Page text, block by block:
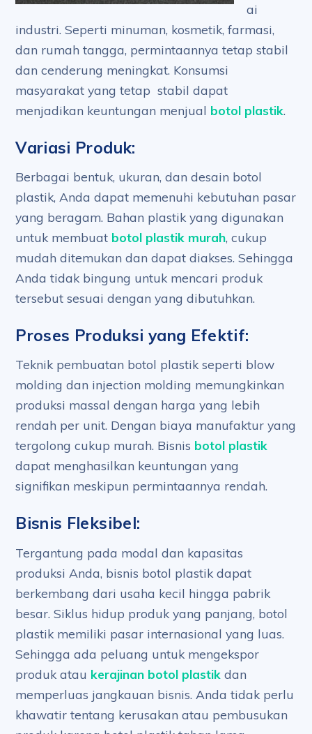
ai
industri. Seperti minuman, kosmetik, farmasi,
dan rumah tangga, permintaannya tetap stabil
dan cenderung meningkat. Konsumsi
masyarakat yang tetap stabil dapat
menjadikan keuntungan menjual botol plastik.
Variasi Produk:
Berbagai bentuk, ukuran, dan desain botol
plastik, Anda dapat memenuhi kebutuhan pasar
yang beragam. Bahan plastik yang digunakan
untuk membuat botol plastik murah, cukup
mudah ditemukan dan dapat diakses. Sehingga
Anda tidak bingung untuk mencari produk
tersebut sesuai dengan yang dibutuhkan.
Proses Produksi yang Efektif:
Teknik pembuatan botol plastik seperti blow
molding dan injection molding memungkinkan
produksi massal dengan harga yang lebih
rendah per unit. Dengan biaya manufaktur yang
tergolong cukup murah. Bisnis botol plastik
dapat menghasilkan keuntungan yang
signifikan meskipun permintaannya rendah.
Bisnis Fleksibel:
Tergantung pada modal dan kapasitas
produksi Anda, bisnis botol plastik dapat
berkembang dari usaha kecil hingga pabrik
besar. Siklus hidup produk yang panjang, botol
plastik memiliki pasar internasional yang luas.
Sehingga ada peluang untuk mengekspor
produk atau kerajinan botol plastik dan
memperluas jangkauan bisnis. Anda tidak perlu
khawatir tentang kerusakan atau pembusukan